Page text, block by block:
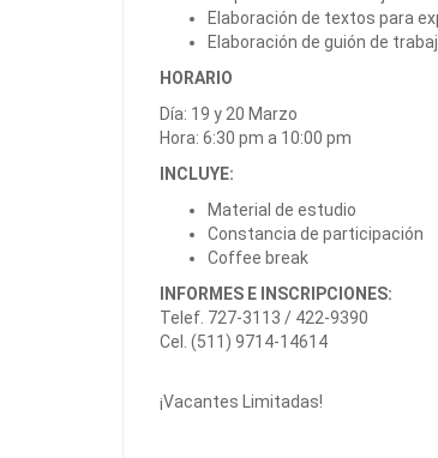
Elaboración de textos para
Elaboración de guión de
HORARIO
Día: 19 y 20 Marzo
Hora: 6:30 pm a 10:00 pm
INCLUYE:
Material de estudio
Constancia de participación
Coffee break
INFORMES E INSCRIPCIONES:
Telef. 727-3113 / 422-9390
Cel. (511) 9714-14614
¡Vacantes Limitadas!